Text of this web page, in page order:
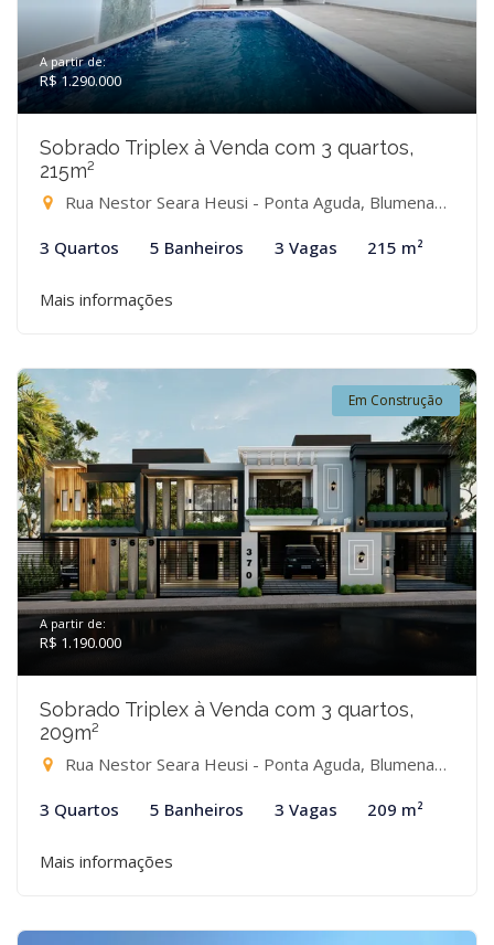
A partir de:
R$ 1.290.000
Sobrado Triplex à Venda com 3 quartos,
215m²
Rua Nestor Seara Heusi - Ponta Aguda, Blumenau-SC
3 Quartos 5 Banheiros 3 Vagas 215 m²
Mais informações
Em Construção
A partir de:
R$ 1.190.000
Sobrado Triplex à Venda com 3 quartos,
209m²
Rua Nestor Seara Heusi - Ponta Aguda, Blumenau-SC
3 Quartos 5 Banheiros 3 Vagas 209 m²
Mais informações